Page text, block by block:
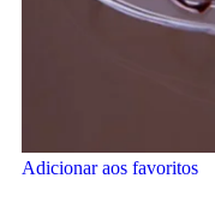
Adicionar aos favoritos